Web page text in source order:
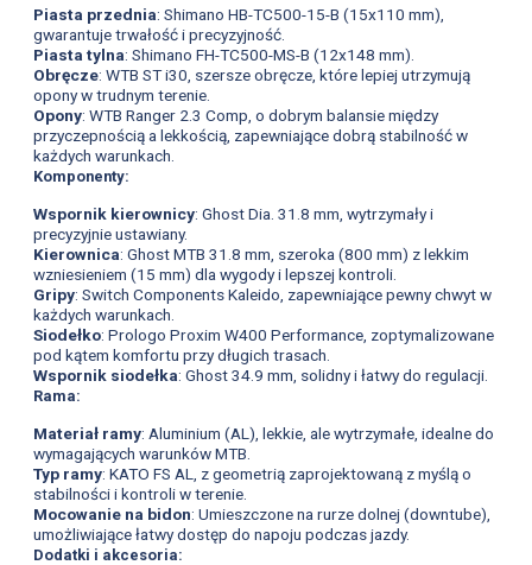
Piasta przednia: Shimano HB-TC500-15-B (15x110 mm),
gwarantuje trwałość i precyzyjność.
Piasta tylna: Shimano FH-TC500-MS-B (12x148 mm).
Obręcze: WTB ST i30, szersze obręcze, które lepiej utrzymują
opony w trudnym terenie.
Opony: WTB Ranger 2.3 Comp, o dobrym balansie między
przyczepnością a lekkością, zapewniające dobrą stabilność w
każdych warunkach.
Komponenty:
Wspornik kierownicy: Ghost Dia. 31.8 mm, wytrzymały i
precyzyjnie ustawiany.
Kierownica: Ghost MTB 31.8 mm, szeroka (800 mm) z lekkim
wzniesieniem (15 mm) dla wygody i lepszej kontroli.
Gripy: Switch Components Kaleido, zapewniające pewny chwyt w
każdych warunkach.
Siodełko: Prologo Proxim W400 Performance, zoptymalizowane
pod kątem komfortu przy długich trasach.
Wspornik siodełka: Ghost 34.9 mm, solidny i łatwy do regulacji.
Rama:
Materiał ramy: Aluminium (AL), lekkie, ale wytrzymałe, idealne do
wymagających warunków MTB.
Typ ramy: KATO FS AL, z geometrią zaprojektowaną z myślą o
stabilności i kontroli w terenie.
Mocowanie na bidon: Umieszczone na rurze dolnej (downtube),
umożliwiające łatwy dostęp do napoju podczas jazdy.
Dodatki i akcesoria: